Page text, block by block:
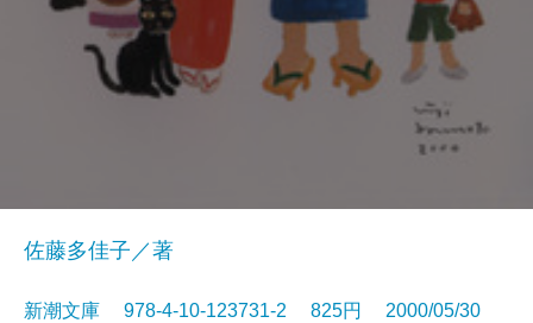
佐藤多佳子／著
新潮文庫 978-4-10-123731-2 825円 2000/05/30